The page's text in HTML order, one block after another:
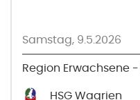
Samstag, 9.5.2026
Region Erwachsene
HSG Wagrien